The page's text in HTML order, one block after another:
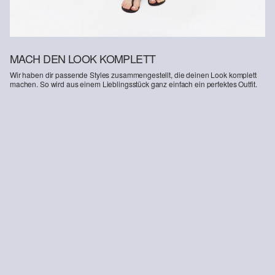
MACH DEN LOOK KOMPLETT
Wir haben dir passende Styles zusammengestellt, die deinen Look komplett
machen. So wird aus einem Lieblingsstück ganz einfach ein perfektes Outfit.